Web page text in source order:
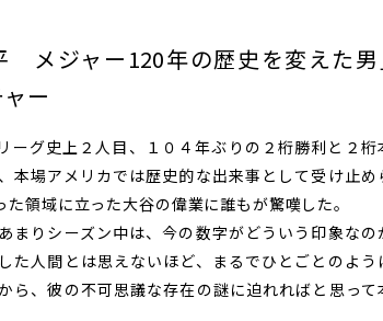
メジャー120年の歴史を変えた
ー
ーグ史上２人目、１０４年ぶりの２桁勝利と２桁
本場アメリカでは歴史的な出来事として受け止め
領域に立った大谷の偉業に誰もが驚嘆した。
りシーズン中は、今の数字がどういう印象なの
た人間とは思えないほど、まるでひとごとのよう
ら、彼の不可思議な存在の謎に迫れればと思って